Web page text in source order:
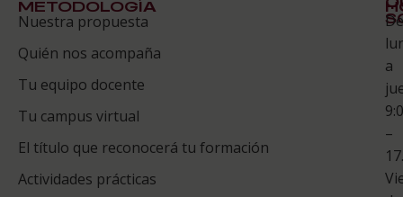
METODOLOGÍA
Nuestra propuesta
Quién nos acompaña
Tu equipo docente
Tu campus virtual
El título que reconocerá tu formación
Actividades prácticas
Te
De
a
–